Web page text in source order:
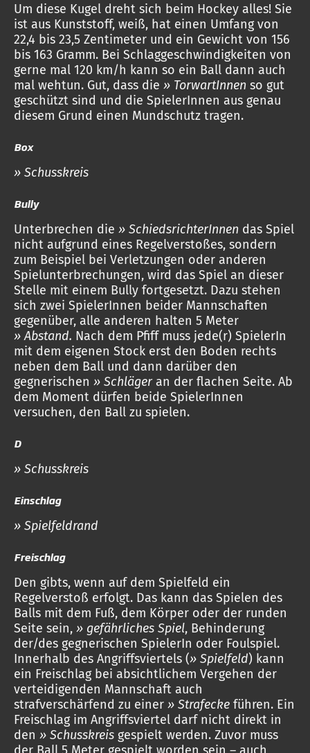
Um diese Kugel dreht sich beim Hockey alles! Sie
ist aus Kunststoff, weiß, hat einen Umfang von
22,4 bis 23,5 Zentimeter und ein Gewicht von 156
bis 163 Gramm. Bei Schlaggeschwindigkeiten von
gerne mal 120 km/h kann so ein Ball dann auch
mal wehtun. Gut, dass die » TorwartInnen so gut
geschützt sind und die SpielerInnen aus genau
diesem Grund einen Mundschutz tragen.
Box
» Schusskreis
Bully
Unterbrechen die » SchiedsrichterInnen das Spiel
nicht aufgrund eines Regelverstoßes, sondern
zum Beispiel bei Verletzungen oder anderen
Spielunterbrechungen, wird das Spiel an dieser
Stelle mit einem Bully fortgesetzt. Dazu stehen
sich zwei SpielerInnen beider Mannschaften
gegenüber, alle anderen halten 5 Meter
» Abstand. Nach dem Pfiff muss jede(r) SpielerIn
mit dem eigenen Stock erst den Boden rechts
neben dem Ball und dann darüber den
gegnerischen » Schläger an der flachen Seite. Ab
dem Moment dürfen beide SpielerInnen
versuchen, den Ball zu spielen.
D
» Schusskreis
Einschlag
» Spielfeldrand
Freischlag
Den gibts, wenn auf dem Spielfeld ein
Regelverstoß erfolgt. Das kann das Spielen des
Balls mit dem Fuß, dem Körper oder der runden
Seite sein, » gefährliches Spiel, Behinderung
der/des gegnerischen SpielerIn oder Foulspiel.
Innerhalb des Angriffsviertels (» Spielfeld) kann
ein Freischlag bei absichtlichem Vergehen der
verteidigenden Mannschaft auch
strafverschärfend zu einer » Strafecke führen. Ein
Freischlag im Angriffsviertel darf nicht direkt in
den » Schusskreis gespielt werden. Zuvor muss